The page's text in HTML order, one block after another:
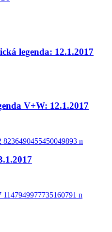
legenda: 12.1.2017
V+W: 12.1.2017